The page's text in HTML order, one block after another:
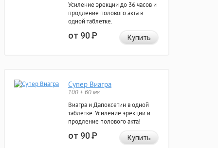
Усиление эрекции до 36 часов и
продление полового акта в
одной таблетке.
от 90Р Купить
Супер Виагра
100 + 60 мг
Виагра и Дапоксетин в одной
таблетке. Усиление эрекции и
продление полового акта!
от 90Р Купить